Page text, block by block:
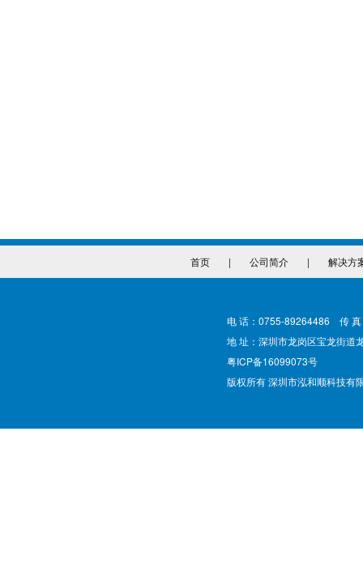
首页 | 公司简介 | 解决方
电 话：0755-89264486 传
地 址：深圳市龙岗区宝龙街道
粤ICP备16099073号
版权所有 深圳市泓和顺科技有